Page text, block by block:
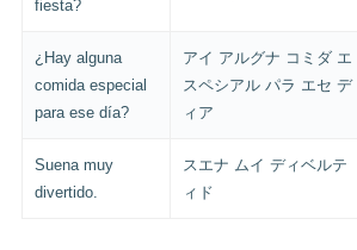
fiesta?
¿Hay alguna
comida especial
para ese día?
アイ アルグナ コミダ エ
スペシアル パラ エセ デ
ィア
Suena muy
divertido.
スエナ ムイ ディベルテ
ィド